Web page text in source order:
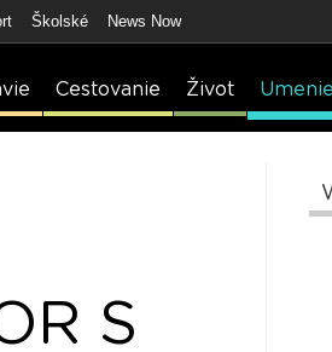
Školské News Now
Cestovanie Život Umenie
S